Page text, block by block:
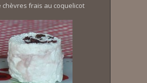
chèvres frais au coquelicot